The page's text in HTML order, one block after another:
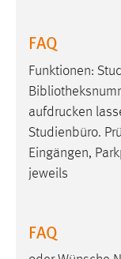
FAQ
Funktionen:
aufdrucken
Studienbüro.
Eingängen,
jeweils
FAQ